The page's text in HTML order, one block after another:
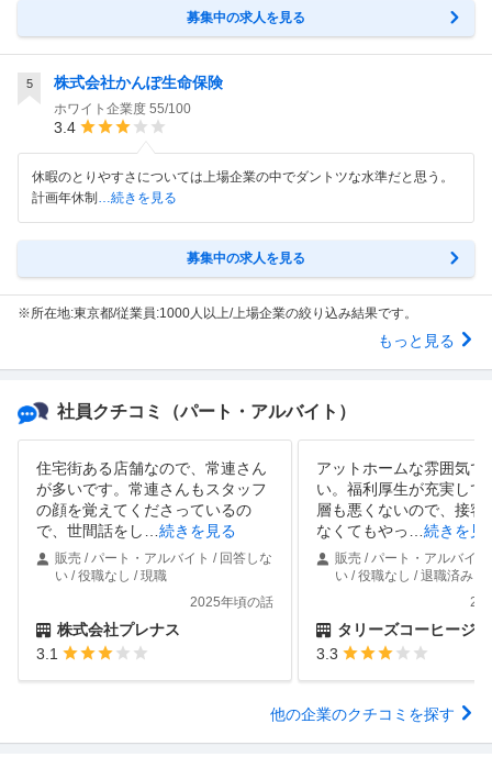
募集中の求人を見る
5 株式会社かんぽ生命保険
ホワイト企業度 55/100
3.4
休暇のとりやすさについては上場企業の中でダントツな水準だと思う。
計画年休制 …続きを見る
募集中の求人を見る
※所在地:東京都/従業員:1000人以上/上場企業の絞り込み結果です。
もっと見る
社員クチコミ （パート・アルバイト）
住宅街ある店舗なので、常連さん
が多いです。常連さんもスタッフ
の顔を覚えてくださっているの
で、世間話をし
続きを見る
販売 / パート・アルバイト / 回答しな
い / 役職なし / 現職
2025年頃の話
株式会社プレナス
3.1
アットホームな雰囲気で
い。福利厚生が充実して
層も悪くないので、接客
なくてもやっ
続きを見
販売 / パート・アルバイ
い / 役職なし / 退職済み
タリーズコーヒージャパン
3.3
他の企業のクチコミを探す